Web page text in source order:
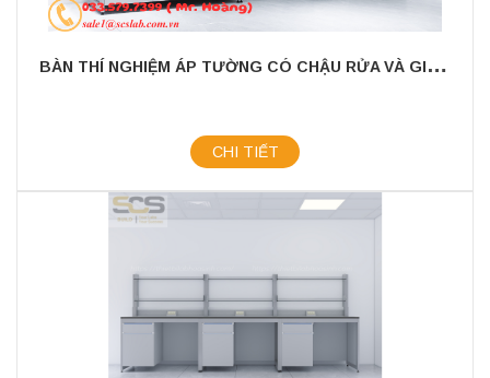
B
ÀN THÍ NGHIỆM ÁP TƯỜNG CÓ CHẬU RỬA VÀ GIÁ TREO KÍCH THƯỚC 3000X750X800MM
CHI TIẾT